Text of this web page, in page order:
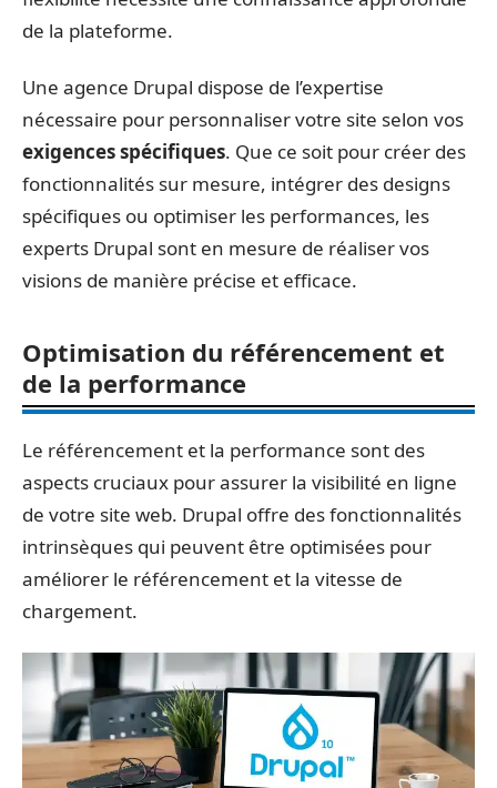
de la plateforme.
Une agence Drupal dispose de l’expertise
nécessaire pour personnaliser votre site selon vos
exigences spécifiques. Que ce soit pour créer des
fonctionnalités sur mesure, intégrer des designs
spécifiques ou optimiser les performances, les
experts Drupal sont en mesure de réaliser vos
visions de manière précise et efficace.
Optimisation du référencement et
de la performance
Le référencement et la performance sont des
aspects cruciaux pour assurer la visibilité en ligne
de votre site web. Drupal offre des fonctionnalités
intrinsèques qui peuvent être optimisées pour
améliorer le référencement et la vitesse de
chargement.